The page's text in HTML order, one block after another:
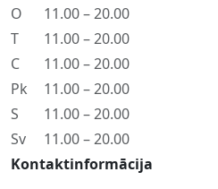
O
11.00 – 20.00
T
11.00 – 20.00
C
11.00 – 20.00
Pk
11.00 – 20.00
S
11.00 – 20.00
Sv
11.00 – 20.00
Kontaktinformācija